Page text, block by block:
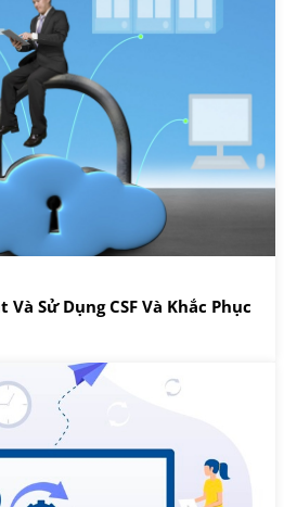
Sử Dụng CSF Và Khắc Phục